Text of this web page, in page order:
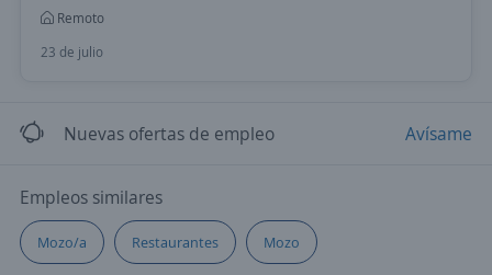
Remoto
23 de julio
Nuevas ofertas de empleo Avísame
Empleos similares
Mozo/a Restaurantes Mozo